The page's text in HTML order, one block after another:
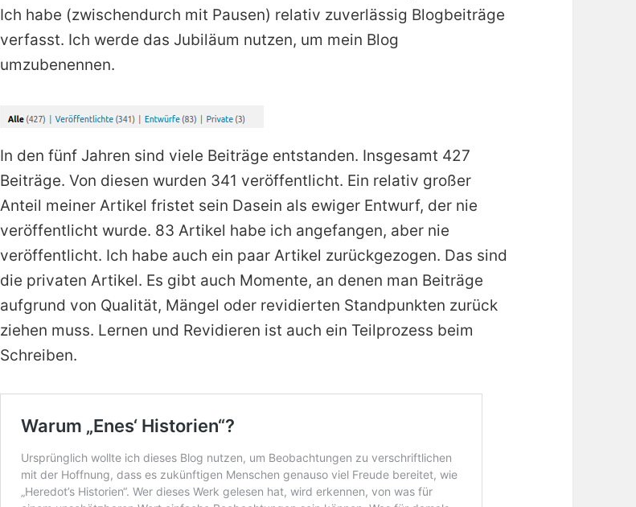
Ich habe (zwischendurch mit Pausen) relativ zuverlässig Blogbeiträge
verfasst. Ich werde das Jubiläum nutzen, um mein Blog
umzubenennen.
In den fünf Jahren sind viele Beiträge entstanden. Insgesamt 427
Beiträge. Von diesen wurden 341 veröffentlicht. Ein relativ großer
Anteil meiner Artikel fristet sein Dasein als ewiger Entwurf, der nie
veröffentlicht wurde. 83 Artikel habe ich angefangen, aber nie
veröffentlicht. Ich habe auch ein paar Artikel zurückgezogen. Das sind
die privaten Artikel. Es gibt auch Momente, an denen man Beiträge
aufgrund von Qualität, Mängel oder revidierten Standpunkten zurück
ziehen muss. Lernen und Revidieren ist auch ein Teilprozess beim
Schreiben.